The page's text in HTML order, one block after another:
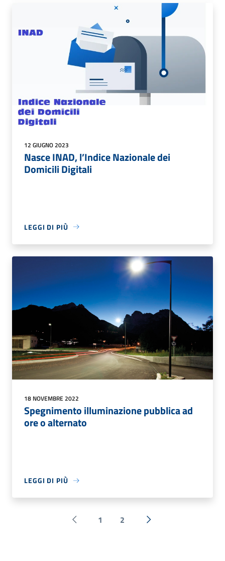
12 GIUGNO 2023
Nasce INAD, l’Indice Nazionale dei
Domicili Digitali
LEGGI DI PIÙ
18 NOVEMBRE 2022
Spegnimento illuminazione pubblica ad
ore o alternato
LEGGI DI PIÙ
Pagina precedente
1 2 Successiva »